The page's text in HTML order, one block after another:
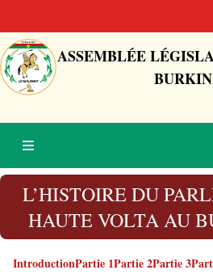
ASSEMBLÉE
L’HISTOIRE DU
HAUTE VOLTA AU
IntroductionPartie 1Partie 2Partie 3